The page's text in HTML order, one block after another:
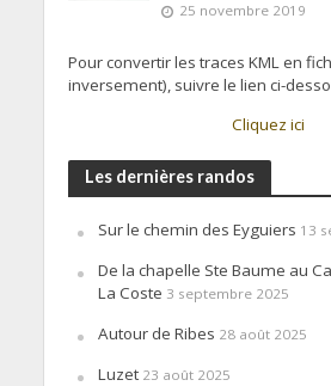
25 novembre 2019
Pour convertir les traces KML en
inversement), suivre le lien ci-
Cliquez ici
Les dernières randos
Sur le chemin des Eyguiers 13
De la chapelle Ste Baume au
La Coste 3 septembre 2025
Autour de Ribes 28 août 2025
Luzet 23 août 2025